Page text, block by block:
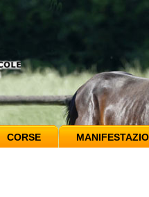
CORSE